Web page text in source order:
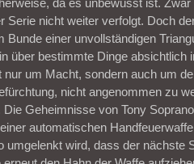
da es unbewusst ist. Zwar
Serie nicht weiter verfolgt. Doch
Bunde einer unvollständigen
über bestimmte Dinge absichtlich
nur um Macht, sondern auch um
nicht angenommen zu
Die Geheimnisse von Tony
automatischen
umgelenkt wird, dass der nächste